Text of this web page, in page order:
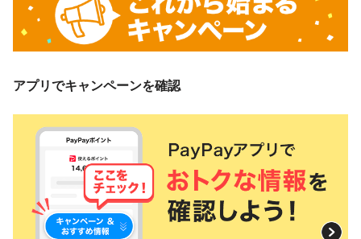
アプリでキャンペーンを確認